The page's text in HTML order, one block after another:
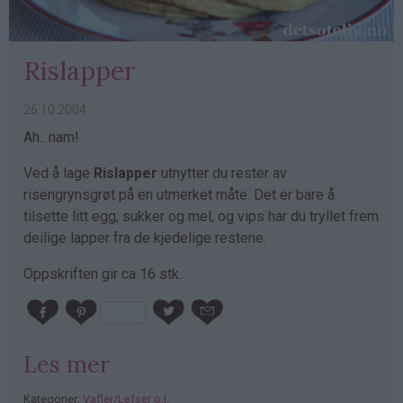
Rislapper
26.10.2004
Ah.. nam!
Ved å lage Rislapper utnytter du rester av
risengrynsgrøt på en utmerket måte. Det er bare å
tilsette litt egg, sukker og mel, og vips har du tryllet frem
deilige lapper fra de kjedelige restene.
Oppskriften gir ca 16 stk.
Les mer
Kategorier: Vafler/Lefser o.l.